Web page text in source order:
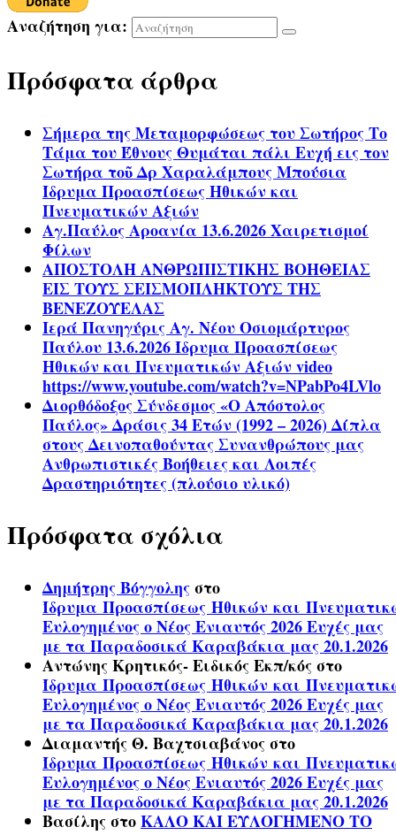
Αναζήτηση για:
Πρόσφατα άρθρα
Σήμερα της Μεταμορφώσεως του Σωτήρος Το
Τάμα του Έθνους Θυμάται πάλι Ευχή εις τον
Σωτήρα τοῦ Δρ Χαραλάμπους Μπούσια
Ίδρυμα Προασπίσεως Ηθικών και
Πνευματικών Αξιών
Αγ.Παύλος Αροανία 13.6.2026 Χαιρετισμοί
Φίλων
ΑΠΟΣΤΟΛΗ ΑΝΘΡΩΠΙΣΤΙΚΗΣ ΒΟΗΘΕΙΑΣ
ΕΙΣ ΤΟΥΣ ΣΕΙΣΜΟΠΛΗΚΤΟΥΣ ΤΗΣ
ΒΕΝΕΖΟΥΕΛΑΣ
Ιερά Πανηγύρις Αγ. Νέου Οσιομάρτυρος
Παύλου 13.6.2026 Ίδρυμα Προασπίσεως
Ηθικών και Πνευματικών Αξιών video
https://www.youtube.com/watch?v=NPabPo4LVlo
Διορθόδοξος Σύνδεσμος «Ο Απόστολος
Παύλος» Δράσις 34 Ετών (1992 – 2026) Δίπλα
στους Δεινοπαθούντας Συνανθρώπους μας
Ανθρωπιστικές Βοήθειες και Λοιπές
Δραστηριότητες (πλούσιο υλικό)
Πρόσφατα σχόλια
Δημήτρης Βόγγοληςστο
Ίδρυμα Προασπίσεως Ηθικών και
Ευλογημένος ο Νέος Ενιαυτός 2026 Ευχές μας
με τα Παραδοσικά Καραβάκια μας 20.1.2026
Αντώνης Κρητικός- Ειδικός Εκπ/κόςστο
Ίδρυμα Προασπίσεως Ηθικών και
Ευλογημένος ο Νέος Ενιαυτός 2026 Ευχές μας
με τα Παραδοσικά Καραβάκια μας 20.1.2026
Διαμαντής Θ. Βαχτσιαβάνοςστο
Ίδρυμα Προασπίσεως Ηθικών και
Ευλογημένος ο Νέος Ενιαυτός 2026 Ευχές μας
με τα Παραδοσικά Καραβάκια μας 20.1.2026
ΒασίληςστοΚΑΛΟ ΚΑΙ ΕΥΛΟΓΗΜΕΝΟ ΤΟ